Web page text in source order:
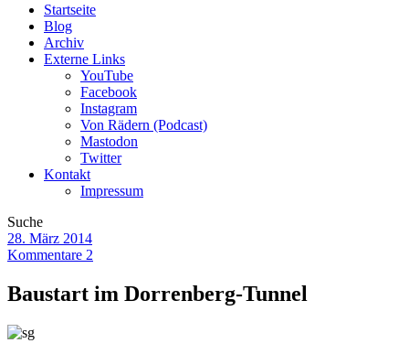
Startseite
Blog
Archiv
Externe Links
YouTube
Facebook
Instagram
Von Rädern (Podcast)
Mastodon
Twitter
Kontakt
Impressum
Suche
28. März 2014
Kommentare 2
Baustart im Dorrenberg-Tunnel